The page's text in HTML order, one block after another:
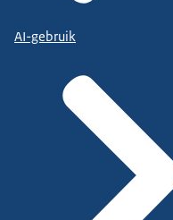
AI-gebruik